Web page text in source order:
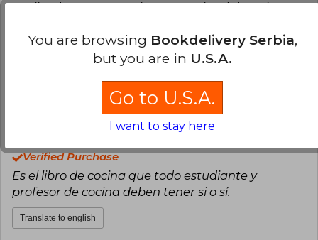
explicados y se nota el compromiso del escritor
Gustavo Panqueva Silva
Verified Purchase
Es el libro de cocina que todo estudiante y
profesor de cocina deben tener si o sí.
Translate to english
You are browsing Bookdelivery Serbia,
but you are in U.S.A.
Go to U.S.A.
I want to stay here